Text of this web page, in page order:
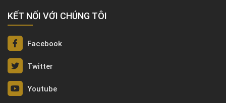
KẾT NỐI VỚI CHÚNG TÔI
Facebook
Twitter
Youtube